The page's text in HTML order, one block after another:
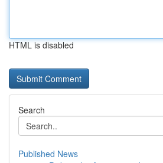
HTML is disabled
Search
Published News